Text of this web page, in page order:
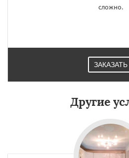
сложно.
ЗАКАЗАТЬ
Другие